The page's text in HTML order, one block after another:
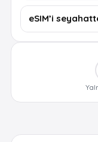
eSIM’i